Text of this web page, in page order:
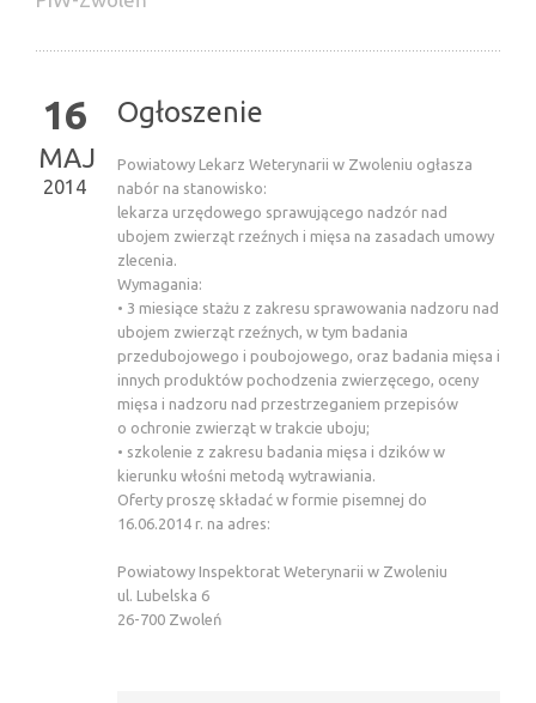
16
MAJ
2014
Ogłoszenie
Powiatowy Lekarz Weterynarii w Zwoleniu ogłasza
nabór na stanowisko:
lekarza urzędowego sprawującego nadzór nad
ubojem zwierząt rzeźnych i mięsa na zasadach umowy
zlecenia.
Wymagania:
• 3 miesiące stażu z zakresu sprawowania nadzoru nad
ubojem zwierząt rzeźnych, w tym badania
przedubojowego i poubojowego, oraz badania mięsa i
innych produktów pochodzenia zwierzęcego, oceny
mięsa i nadzoru nad przestrzeganiem przepisów
o ochronie zwierząt w trakcie uboju;
• szkolenie z zakresu badania mięsa i dzików w
kierunku włośni metodą wytrawiania.
Oferty proszę składać w formie pisemnej do
16.06.2014 r. na adres:
Powiatowy Inspektorat Weterynarii w Zwoleniu
ul. Lubelska 6
26-700 Zwoleń